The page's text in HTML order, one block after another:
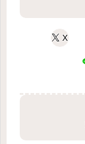
X